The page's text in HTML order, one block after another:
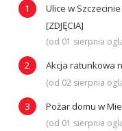
Ulice w
[ZDJĘCIA]
(od 01 sierpnia
Akcja ratunkowa
(od 02 sierpnia
Pożar domu w
(od 01 sierpnia